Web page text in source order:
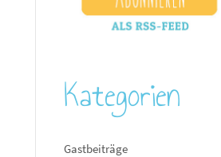
Kategorien
Gastbeiträge